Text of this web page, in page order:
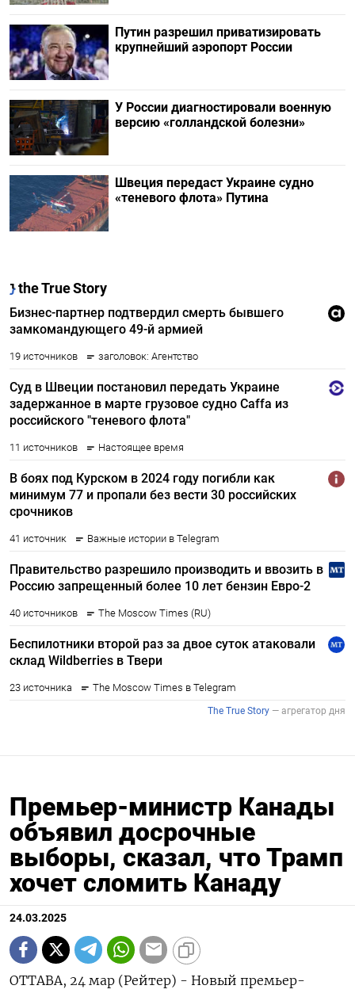
Путин разрешил приватизировать
крупнейший аэропорт России
У России диагностировали военную
версию «голландской болезни»
Швеция передаст Украине судно
«теневого флота» Путина
Премьер-министр Канады
объявил досрочные
выборы, сказал, что Трамп
хочет сломить Канаду
24.03.2025
ОТТАВА, 24 мар (Рейтер) - Новый премьер-